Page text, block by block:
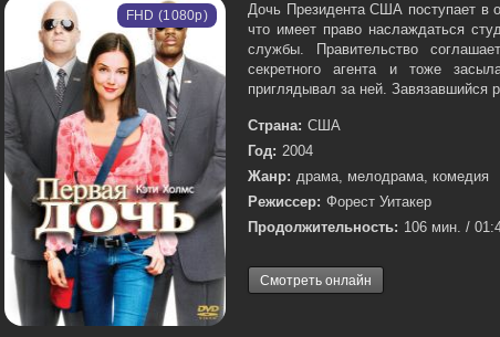
FHD (1080p)
Дочь Президента США поступает в
что имеет право наслаждаться
службы. Правительство
секретного агента и тоже
приглядывал за ней. Завязавшийся
Страна: США
Год: 2004
Жанр: драма, мелодрама, комедия
Режиссер: Форест Уитакер
Продолжительность: 106 мин. /
Смотреть онлайн